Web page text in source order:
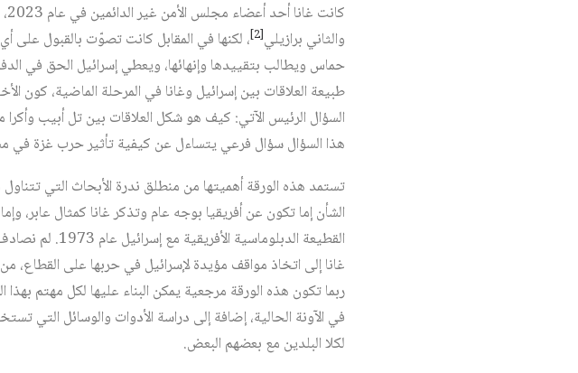
والثاني برازيلي‏[2] ، لكنها في المقابل كانت تصوّت بالقبول
حماس ويطالب بتقييدها وإنهائها، ويعطي إسرائيل الحق في
طبيعة العلاقات بين إسرائيل وغانا في المرحلة الماضية، كون
هذا السؤال سؤال فرعي يتساءل عن كيفية تأثير حرب غزة في
تستمد هذه الورقة أهميتها من منطلق ندرة الأبحاث التي تتناول
الشأن إما تكون عن أفريقيا بوجه عام وتذكر غانا كمثال عابر،
القطيعة
غانا إلى اتخاذ مواقف مؤيدة لإسرائيل في حربها على القطاع،
ربما تكون هذه الورقة مرجعية يمكن البناء عليها لكل مهتم
في الآونة الحالية، إضافة إلى دراسة الأدوات والوسائل التي
لكلا البلدين مع بعضهم البعض.